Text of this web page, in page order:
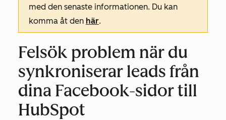
med den senaste informationen. Du kan
komma åt den här.
Felsök problem när du
synkroniserar leads från
dina Facebook-sidor till
HubSpot